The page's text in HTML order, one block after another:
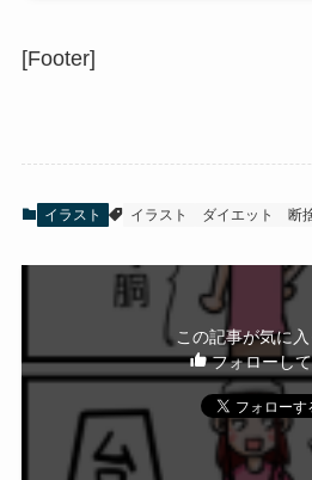
[Footer]
イラスト イラスト ダイエット 断
この記事が気に
フォローし